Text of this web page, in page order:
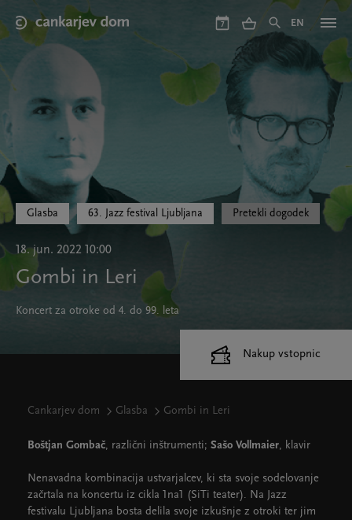
to
main
content
7 EN
Glasba 63. Jazz festival Ljubljana Pretekli dogodek
18. jun. 2022 10:00
Gombi in Leri
Koncert za otroke od 4. do 99. leta
Cankarjev dom Glasba Gombi in Leri
Boštjan Gombač, različni inštrumenti; Sašo Vollmaier, klavir
Nenavadna kombinacija ustvarjalcev, ki sta svoje sodelovanje
začrtala na koncertu iz cikla 1na1 (SiTi teater). Na Jazz
festivalu Ljubljana bosta delila svoje izkušnje z otroki ter jim
Nakup vstopnic